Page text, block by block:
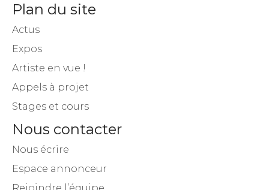
Plan du site
Actus
Expos
Artiste en vue !
Appels à projet
Stages et cours
Nous contacter
Nous écrire
Espace annonceur